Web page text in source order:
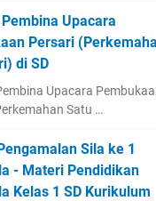
Upacara
Persari
di SD
Upacara
Satu …
Sila ke 1
- Materi Pendidikan
Kelas 1 SD Kurikulum